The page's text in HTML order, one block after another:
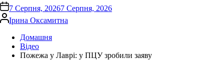
on 7 Серпня, 20267 Серпня, 2026
Опубліковано
Ірина Оксамитна
Домашня
Відео
Пожежа у Лаврі: у ПЦУ зробили заяву